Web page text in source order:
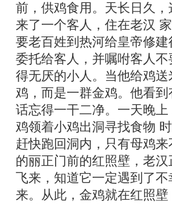
前，供鸡食用。天长日久
来了一个客人，住在老汉
要老百姓到热河给皇帝修
委托给客人，并嘱咐客人
得无厌的小人。当他给鸡
鸡，而是一群金鸡。他看
话忘得一干二净。一天晚
鸡领着小鸡出洞寻找食物
赶快跑回洞内，只有母鸡
的丽正门前的红照壁，老
飞来，知道它一定遇到了
来。从此，金鸡就在红照